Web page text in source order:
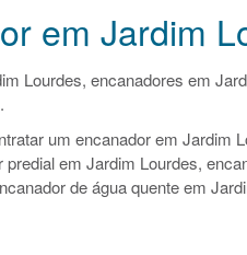
em Jardim
Lourdes, encanadores em
um encanador em Jardim
predial em Jardim Lourdes,
de água quente em